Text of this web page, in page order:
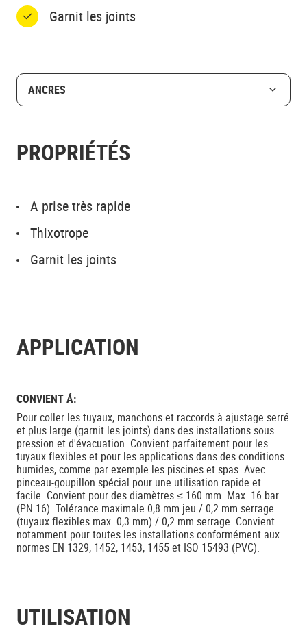
Garnit les joints
ANCRES
PROPRIÉTÉS
A prise très rapide
Thixotrope
Garnit les joints
APPLICATION
CONVIENT Á:
Pour coller les tuyaux, manchons et raccords à ajustage serré
et plus large (garnit les joints) dans des installations sous
pression et d'évacuation. Convient parfaitement pour les
tuyaux flexibles et pour les applications dans des conditions
humides, comme par exemple les piscines et spas. Avec
pinceau-goupillon spécial pour une utilisation rapide et
facile. Convient pour des diamètres ≤ 160 mm. Max. 16 bar
(PN 16). Tolérance maximale 0,8 mm jeu / 0,2 mm serrage
(tuyaux flexibles max. 0,3 mm) / 0,2 mm serrage. Convient
notamment pour toutes les installations conformément aux
normes EN 1329, 1452, 1453, 1455 et ISO 15493 (PVC).
UTILISATION